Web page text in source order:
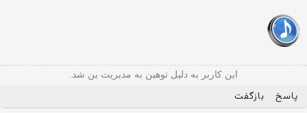
این کاربر به دلیل توهین به مدیریت بن شد.
پاسخ بازگفت